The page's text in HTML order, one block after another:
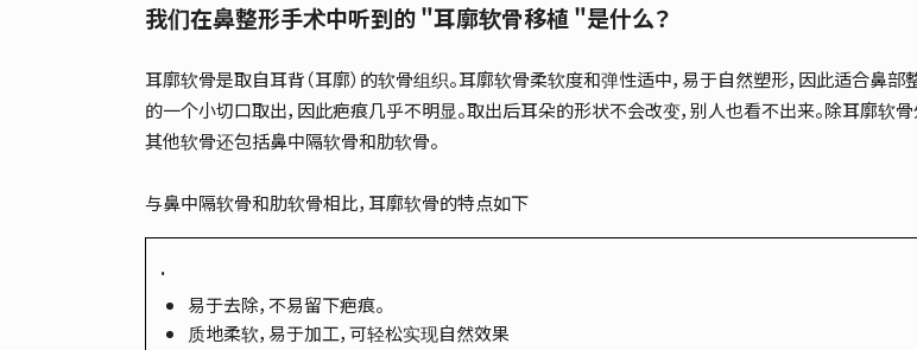
我们在鼻整形手术中听到的 "耳廓软骨移植 "是什么？
耳廓软骨是取自耳背（耳廓）的软骨组织。耳廓软骨柔软度和弹性适中，易于自然塑形，因此适合鼻部
的一个小切口取出，因此疤痕几乎不明显。取出后耳朵的形状不会改变，别人也看不出来。除耳廓软
其他软骨还包括鼻中隔软骨和肋软骨。
与鼻中隔软骨和肋软骨相比，耳廓软骨的特点如下
.
易于去除，不易留下疤痕。
质地柔软，易于加工，可轻松实现自然效果